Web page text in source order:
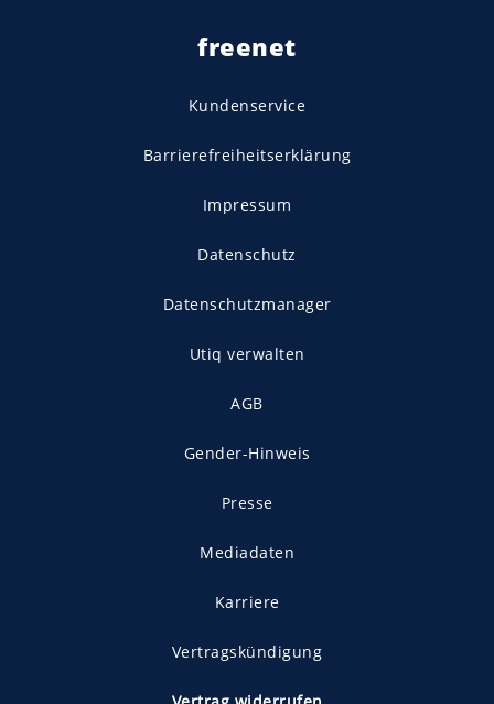
freenet
Kundenservice
Barrierefreiheitserklärung
Impressum
Datenschutz
Datenschutzmanager
Utiq verwalten
AGB
Gender-Hinweis
Presse
Mediadaten
Karriere
Vertragskündigung